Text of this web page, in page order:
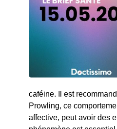
caféine. Il est
Prowling, ce
affective, peut avoir des